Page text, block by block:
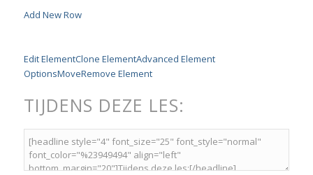
Add New Row
Edit ElementClone ElementAdvanced Element
OptionsMoveRemove Element
TIJDENS DEZE LES: